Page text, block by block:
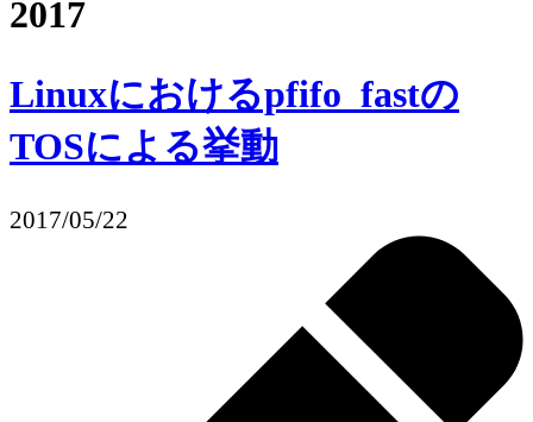
2017
Linuxにおけるpfifo_fastの
TOSによる挙動
2017/05/22